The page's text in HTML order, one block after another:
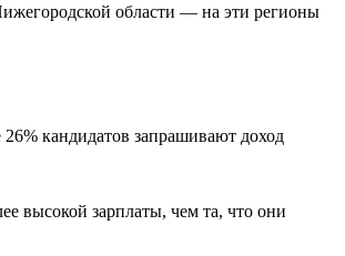
области — на эти регионы
кандидатов запрашивают доход
высокой зарплаты, чем та, что они